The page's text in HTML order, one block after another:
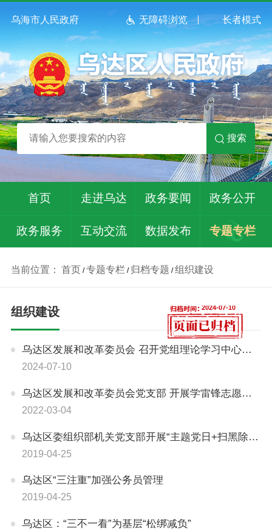
乌海市人民政府 无障碍浏览 长者模式
搜索
首页 走进乌达 政务要闻 政务公开
政务服务 互动交流 数据发布 专题专栏
当前位置： 首页 /专题专栏 / 归档专题 /组织建设
组织建设 2024-07-10
乌达区发展和改革委员会 召开党组理论学习中心组（扩大）学习会议
2024-07-10
乌达区发展和改革委员会党支部 开展学雷锋志愿服务活动
2022-03-04
乌达区委组织部机关党支部开展“主题党日+扫黑除恶专题学习”活动
2019-04-25
​乌达区“三注重”加强公务员管理
2019-04-25
​乌达区：“三不一看”为基层“松绑减负”